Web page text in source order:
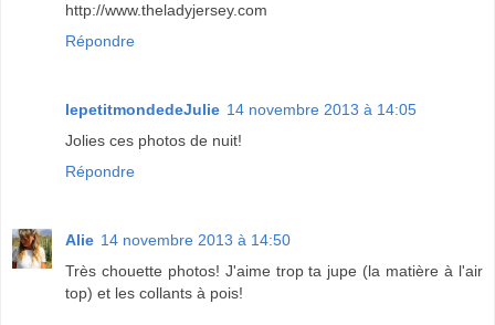
http://www.theladyjersey.com
Répondre
lepetitmondedeJulie 14 novembre 2013 à 14:05
Jolies ces photos de nuit!
Répondre
Alie 14 novembre 2013 à 14:50
Très chouette photos! J'aime trop ta jupe (la matière à l'air
top) et les collants à pois!